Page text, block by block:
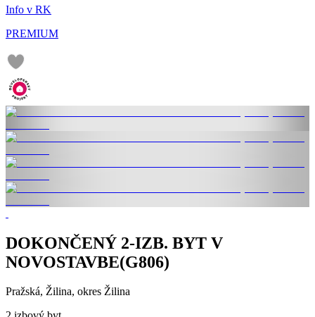
Info v RK
PREMIUM
DOKONČENÝ 2-IZB. BYT V
NOVOSTAVBE(G806)
Pražská, Žilina, okres Žilina